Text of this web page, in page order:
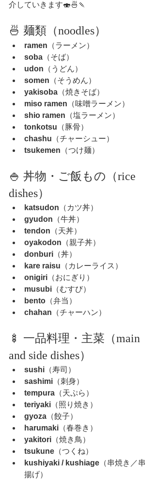
介していきます🍣🍜🍡
🍜 麺類（noodles）
ramen （ラーメン）
soba （そば）
udon （うどん）
somen （そうめん）
yakisoba （焼きそば）
miso ramen （味噌ラーメン）
shio ramen （塩ラーメン）
tonkotsu （豚骨）
chashu （チャーシュー）
tsukemen （つけ麺）
🍚 丼物・ご飯もの（rice
dishes）
katsudon （カツ丼）
gyudon （牛丼）
tendon （天丼）
oyakodon （親子丼）
donburi （丼）
kare raisu （カレーライス）
onigiri （おにぎり）
musubi （むすび）
bento （弁当）
chahan （チャーハン）
🍢 一品料理・主菜（main
and side dishes）
sushi （寿司）
sashimi （刺身）
tempura （天ぷら）
teriyaki （照り焼き）
gyoza （餃子）
harumaki （春巻き）
yakitori （焼き鳥）
tsukune （つくね）
kushiyaki / kushiage （串焼き／串
揚げ）